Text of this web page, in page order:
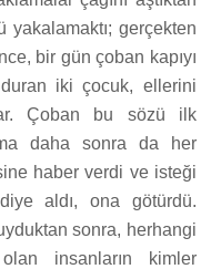
yakalamaktı; gerçekten
bir gün çoban kapıyı
iki çocuk, ellerini
Çoban bu sözü ilk
daha sonra da her
haber verdi ve isteği
aldı, ona götürdü.
sonra, herhangi
insanların kimler